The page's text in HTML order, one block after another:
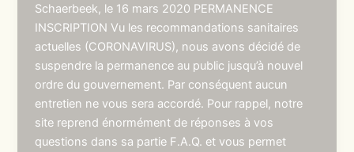
Schaerbeek, le 16 mars 2020 PERMANENCE
INSCRIPTION Vu les recommandations sanitaires
actuelles (CORONAVIRUS), nous avons décidé de
suspendre la permanence au public jusqu’à nouvel
ordre du gouvernement. Par conséquent aucun
entretien ne vous sera accordé. Pour rappel, notre
site reprend énormément de réponses à vos
questions dans sa partie F.A.Q. et vous permet